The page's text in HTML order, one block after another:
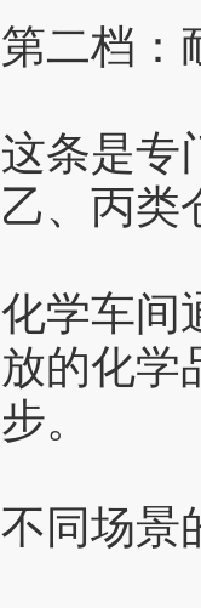
第二档：
这条是专
乙、丙类
化学车间
放的化学
步。
不同场景